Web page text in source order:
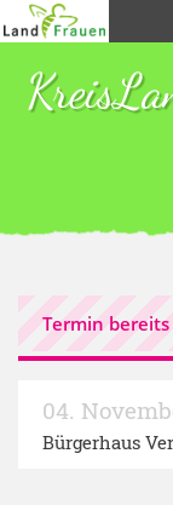
Termin bereits
04.
Bürgerhaus